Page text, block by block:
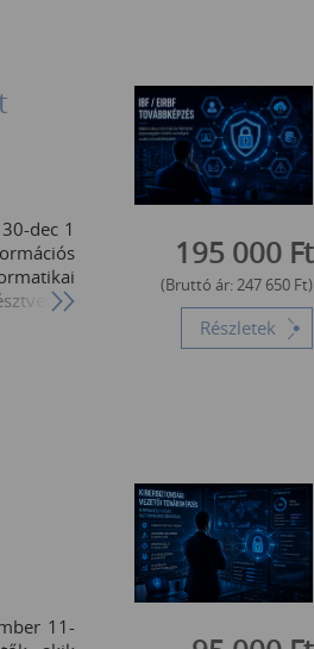
195 000 Ft
(Bruttó ár:247 650 Ft)
Részletek
dec 1
évi
egyes
1–2 év
11-